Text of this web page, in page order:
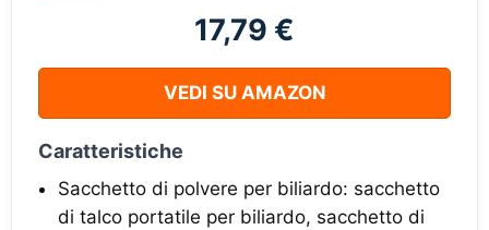
17,79 €
VEDI SU AMAZON
Caratteristiche
Sacchetto di polvere per biliardo: sacchetto
di talco portatile per biliardo, sacchetto di